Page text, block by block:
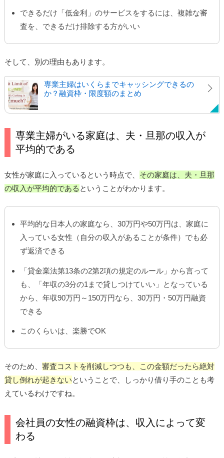
できるだけ「低金利」のサービスをするには、複雑な審
査を、できるだけ排除する方がいい
そして、別の理由もあります。
専業主婦はいくらまでキャッシングできるの
か？融資枠・限度額のまとめ
専業主婦がいる家庭は、夫・旦那の収入が
平均的である
女性が家庭に入っているという時点で、 その家庭は、夫・旦那
の収入が平均的である ということがわかります。
平均的な日本人の家庭なら、30万円や50万円は、家庭に
入っている女性（自分の収入があることが条件）でも必
ず返済できる
「貸金業法第13条の2第2項の規定のルール」から言って
も、「年収の3分の1まで貸しつけていい」となっている
から、年収90万円～150万円なら、30万円・50万円融資
できる
このくらいは、楽勝でOK
そのため、審査コストを削減しつつも、この金額だったら絶対
貸し倒れが起きないということで、しっかり借り手のことも考
えているわけですね。
会社員の女性の融資枠は、収入によって変
わる